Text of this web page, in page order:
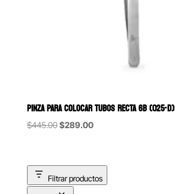
PINZA PARA COLOCAR TUBOS RECTA 6B (025-D)
$445.00Original
$445.00.
$289.00Current
$289.00.
Filtrar productos